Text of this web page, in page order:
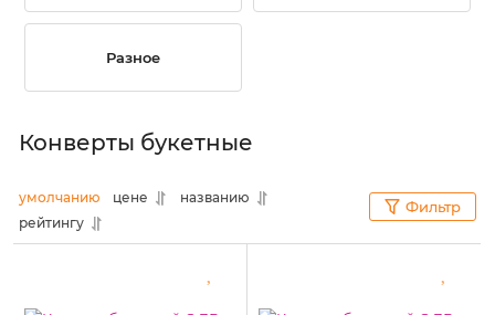
Разное
Конверты букетные
умолчанию цене
названию
рейтингу
Фильтр